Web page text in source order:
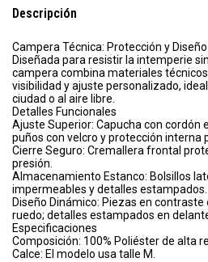
Descripción
Campera Técnica: Protección y
Diseñada para resistir la intemperie
campera combina materiales
visibilidad y ajuste personalizado,
ciudad o al aire libre.
Detalles Funcionales
Ajuste Superior: Capucha con cordón
puños con velcro y protección interna
Cierre Seguro: Cremallera frontal
presión.
Almacenamiento Estanco: Bolsillos
impermeables y detalles estampados.
Diseño Dinámico: Piezas en
ruedo; detalles estampados en
Especificaciones
Composición: 100% Poliéster de alta
Calce: El modelo usa talle M.